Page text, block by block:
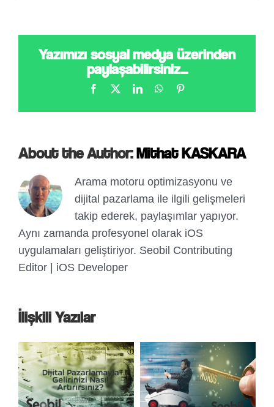
Yazımızı sosyal medya üzerinden
paylaşabilirsiniz...
Facebook LinkedInWhatsApp
About the Author:Mithat KASKARA
Arama motoru optimizasyonu ve
dijital pazarlama ile ilgili gelişmeleri
takip ederek, paylaşımlar yapıyor.
Aynı zamanda profesyonel olarak iOS
uygulamaları geliştiriyor. Seobil Contributing
Editor | iOS Developer
İlişkili Yazılar